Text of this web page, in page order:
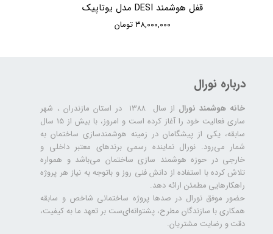
قفل هوشمند DESI مدل یوتاپیک
۳۸,۰۰۰,۰۰۰ تومان
درباره نورال
خانه هوشمند نورال
از سال ۱۳۸۸ در استان مازندران ، شهر
ساری فعالیت خود را آغاز کرده است و امروز، با بیش از ۱۵ سال
سابقه، یکی از پیشگامان در زمینه هوشمندسازی ساختمان به
شمار می‌رود. نورال نماینده رسمی برندهای معتبر داخلی و
خارجی در حوزه هوشمند سازی ساختمان می‌باشد و همواره
تلاش کرده با استفاده از دانش فنی روز و باتوجه به نیاز هر پروژه
راهکارهایی مطمئن ارائه دهد.
حضور موفق نورال در صدها پروژه‌ ساختمانی شاخص و سابقه
همکاری با سازندگان مطرح، پشتوانه‌ای‌ست بر تعهد ما به کیفیت،
دقت و رضایت مشتریان.